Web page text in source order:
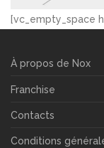
[vc_empty_space
À propos de Nox
Franchise
Contacts
Conditions